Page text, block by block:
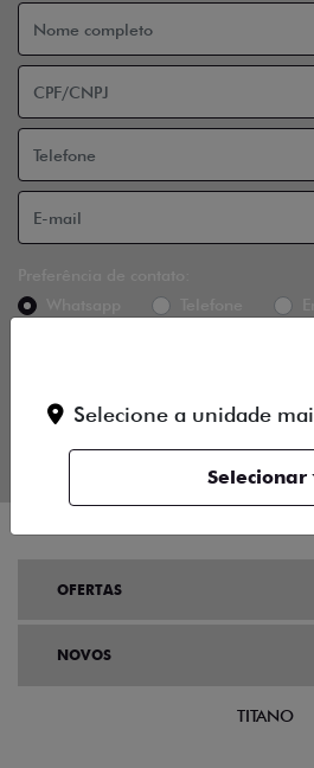
ENTRAR EM
OFERTAS
NOVOS
TITANO
Selecione a unidade
Selecionar